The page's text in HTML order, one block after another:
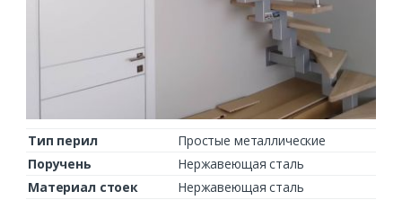
Тип перил
Простые металлические
Поручень
Нержавеющая сталь
Материал стоек
Нержавеющая сталь